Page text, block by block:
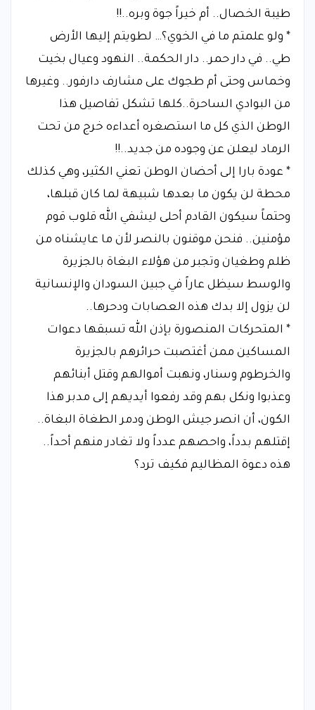
طيبة الخصال.. أم خيراً جوة وبره..!!
* ولو علمتم ما في الخوي؟… لطويتم إليها الأرض
طي.. في دار حمر.. دار الحكمة.. النهود وعيال بخيت
وخماس وحتى أم طجوك على مشارف دارفور.. وغيرها
من البوادي الساحرة..كلها تشكل تفاصيل هذا
الوطن الذي كل ما استصغره أعداءه خرج من تحت
الرماد ليعلن عن وجوده من جديد..!!
* عودة بارا إلى أحضان الوطن تعني الكثير، وهي كذلك
محطة لن يكون ما بعدها شبيهة لما كان قبلها،
وحتماً سيكون القادم أحلى ليشفي الله قلوب قوم
مؤمنين.. فنحن موقنون بالنصر لأن ما عايشناه من
ظلم وطغيان وتجبر من هؤلاء البغاة بالجزيرة
والوسط سيظل عاراً في جبين السودان والإنسانية
لن يزول إلا بدك هذه العصابات ودحرها..
* المتحركات المنصورة بإذن الله تسبقها دعوات
المساكين ممن أغتصبت حرائرهم بالجزيرة
والخرطوم وسنار، ونهبت أموالهم وقتل أبنائهم
وعذبوا ونكل بهم وقد رفعوا أيديهم إلى مدبر هذا
الكون، أن انصر جيش الوطن ودمر الطغاة البغاة..
إقتلهم بدداً، واحصهم عدداً ولا تغادر منهم أحداً..
هذه دعوة المظاليم فكيف ترد؟